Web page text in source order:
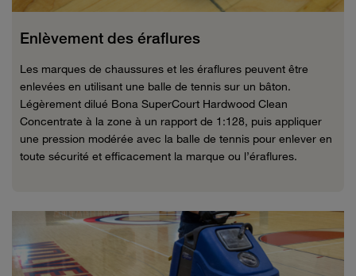
Enlèvement des éraflures
Les marques de chaussures et les éraflures peuvent être
enlevées en utilisant une balle de tennis sur un bâton.
Légèrement dilué Bona SuperCourt Hardwood Clean
Concentrate à la zone à un rapport de 1:128, puis appliquer
une pression modérée avec la balle de tennis pour enlever en
toute sécurité et efficacement la marque ou l’éraflures.